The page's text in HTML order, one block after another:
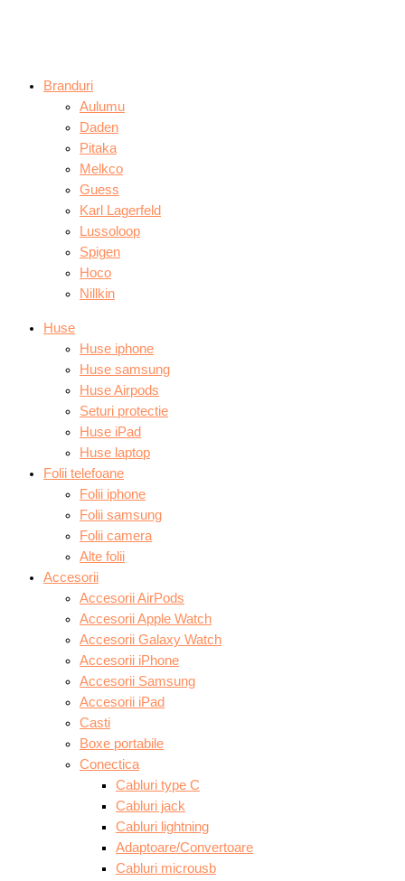
Branduri
Aulumu
Daden
Pitaka
Melkco
Guess
Karl Lagerfeld
Lussoloop
Spigen
Hoco
Nillkin
Huse
Huse iphone
Huse samsung
Huse Airpods
Seturi protectie
Huse iPad
Huse laptop
Folii telefoane
Folii iphone
Folii samsung
Folii camera
Alte folii
Accesorii
Accesorii AirPods
Accesorii Apple Watch
Accesorii Galaxy Watch
Accesorii iPhone
Accesorii Samsung
Accesorii iPad
Casti
Boxe portabile
Conectica
Cabluri type C
Cabluri jack
Cabluri lightning
Adaptoare/Convertoare
Cabluri microusb